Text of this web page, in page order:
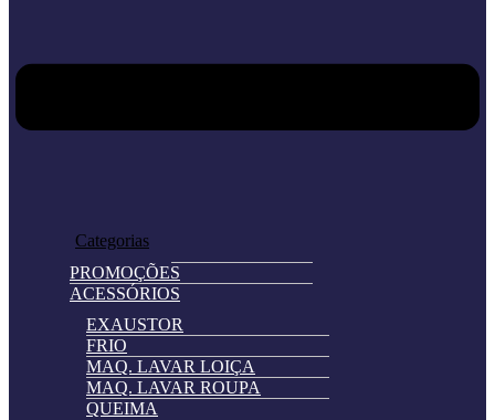
Categorias
PROMOÇÕES
ACESSÓRIOS
EXAUSTOR
FRIO
MAQ. LAVAR LOIÇA
MAQ. LAVAR ROUPA
QUEIMA